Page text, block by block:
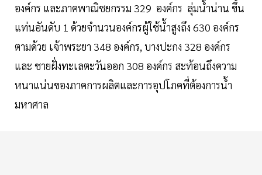
องค์กร และภาคพาณิชยกรรม 329 องค์กร ลุ่มน้ำน่าน ขึ้น
แท่นอันดับ 1 ด้วยจำนวนองค์กรผู้ใช้น้ำสูงถึง 630 องค์กร
ตามด้วย เจ้าพระยา 348 องค์กร, บางปะกง 328 องค์กร
และ ชายฝั่งทะเลตะวันออก 308 องค์กร สะท้อนถึงความ
หนาแน่นของภาคการผลิตและการอุปโภคที่ต้องการน้ำ
มหาศาล